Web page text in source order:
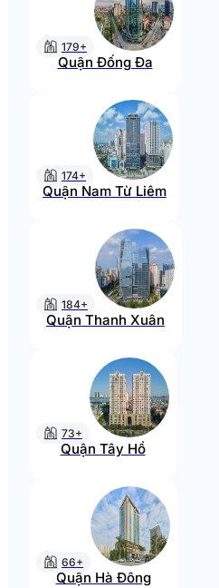
179+
Quận Đống Đa
174+
Quận Nam Từ Liêm
184+
Quận Thanh Xuân
73+
Quận Tây Hồ
66+
Quận Hà Đông